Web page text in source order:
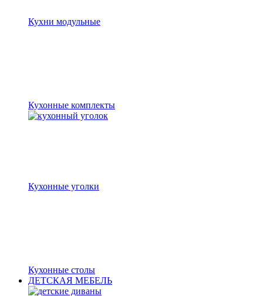
Кухни модульные
Кухонные комплекты
Кухонные уголки
Кухонные столы
ДЕТСКАЯ МЕБЕЛЬ